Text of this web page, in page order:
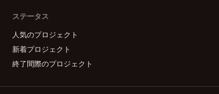
ステータス
人気のプロジェクト
新着プロジェクト
終了間際のプロジェクト